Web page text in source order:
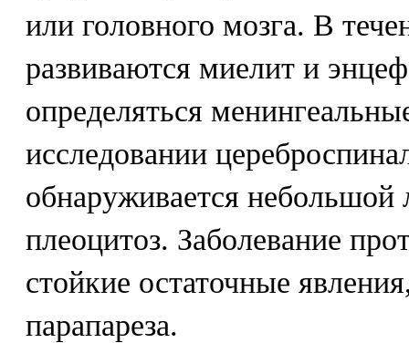
или головного мозга. В
развиваются миелит и
определяться
исследовании
обнаруживается
плеоцитоз. Заболевание
стойкие остаточные
парапареза.